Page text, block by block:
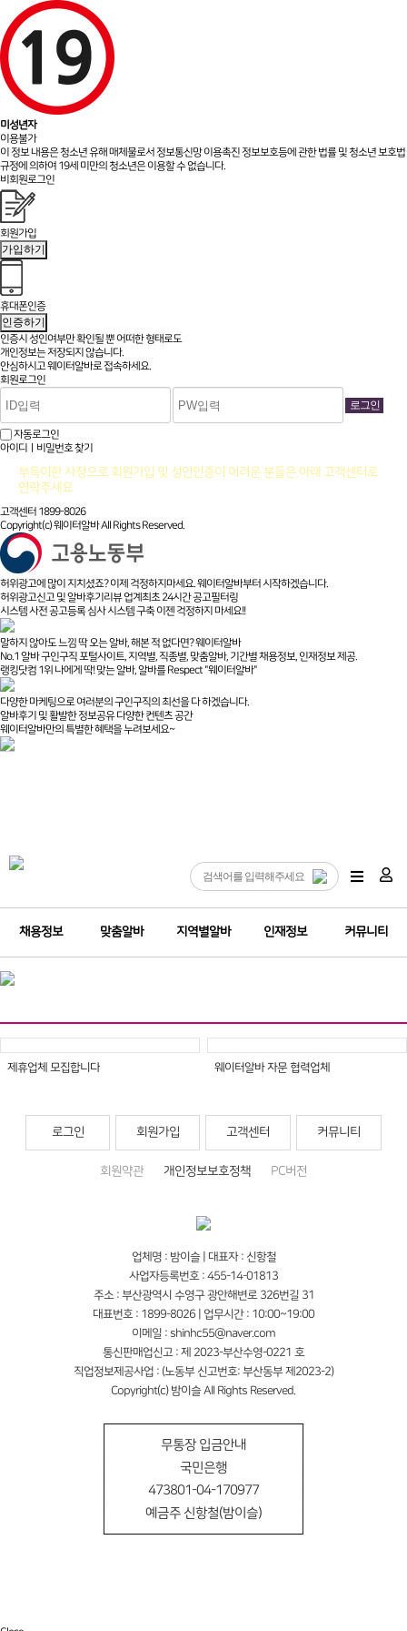
미성년자
이용불가
이 정보 내용은 청소년 유해 매체물로서 정보통신망 이용촉진 정보보호등에 관한 법률 및 청소년 보호법
규정에 의하여 19세 미만의 청소년은 이용할 수 없습니다.
비회원로그인
회원가입
가입하기
휴대폰인증
인증하기
인증시 성인여부만 확인될 뿐어떠한 형태로도
개인정보는 저장되지 않습니다.
안심하시고 웨이터알바로 접속하세요.
회원로그인
자동로그인
아이디ㅣ비밀번호 찾기
부득이한 사정으로 회원가입 및 성인인증이 어려운 분들은 아래 고객센터로
연락주세요
고객센터 1899-8026
Copyright(c) 웨이터알바 All Rights Reserved.
허위광고에 많이 지치셨죠? 이제 걱정하지마세요. 웨이터알바부터 시작하겠습니다.
허위광고신고 및 알바후기리뷰 업계최초 24시간 공고필터링
시스템 사전 공고등록 심사 시스템 구축 이젠 걱정하지 마세요!!
말하지 않아도 느낌 딱 오는 알바, 해본 적 없다면? 웨이터알바
No.1 알바 구인구직 포털사이트, 지역별, 직종별, 맞춤알바, 기간별 채용정보, 인재정보 제공.
랭킹닷컴 1위 나에게 딱! 맞는 알바, 알바를 Respect "웨이터알바"
다양한 마케팅으로 여러분의 구인구직의 최선을 다 하겠습니다.
알바후기 및 활발한 정보공유 다양한 컨텐츠 공간
웨이터알바만의 특별한 혜택을 누려보세요~
채용정보 맞춤알바 지역별알바 인재정보 커뮤니티
제휴업체 모집합니다 웨이터알바 자문 협력업체
로그인 회원가입 고객센터 커뮤니티
회원약관 개인정보보호정책 PC버전
업체명 : 밤이슬 | 대표자 : 신항철
사업자등록번호 : 455-14-01813
주소 : 부산광역시 수영구 광안해변로 326번길 31
대표번호 : 1899-8026 | 업무시간 : 10:00~19:00
이메일 : shinhc55@naver.com
통신판매업신고 : 제 2023-부산수영-0221 호
직업정보제공사업 : (노동부 신고번호: 부산동부 제2023-2)
Copyright(c) 밤이슬 All Rights Reserved.
무통장 입금안내
국민은행
473801-04-170977
예금주 신항철(밤이슬)